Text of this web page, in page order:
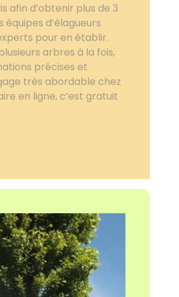
afin d’obtenir plus de 3
d’élagueurs
pour en établir.
arbres à la fois,
précises et
très abordable chez
en ligne, c’est gratuit